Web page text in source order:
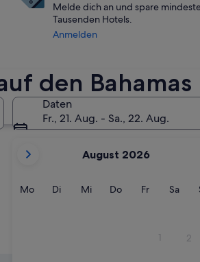
den Bahamas
Daten
Fr., 21. Aug. - Sa., 22. Aug.
werden
Monate
August 2026
MoMontag
DiDienstag
MiMittwoch
DoDonnerstag
FrFreitag
Sa
1 2
Melde dich an und spare
Tausenden Hotels.
Anmelden
Freeport